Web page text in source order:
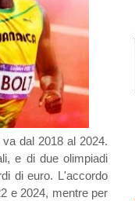
dal 2018 al 2024.
e di due olimpiadi
di euro. L'accordo
e 2024, mentre per